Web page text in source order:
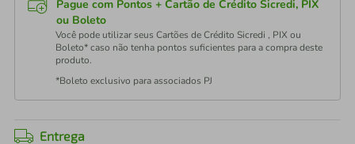
Pague com Pontos + Cartão de Crédito Sicredi, PIX
ou Boleto
Você pode utilizar seus Cartões de Crédito Sicredi , PIX ou
Boleto* caso não tenha pontos suficientes para a compra deste
produto.
*Boleto exclusivo para associados PJ
Entrega